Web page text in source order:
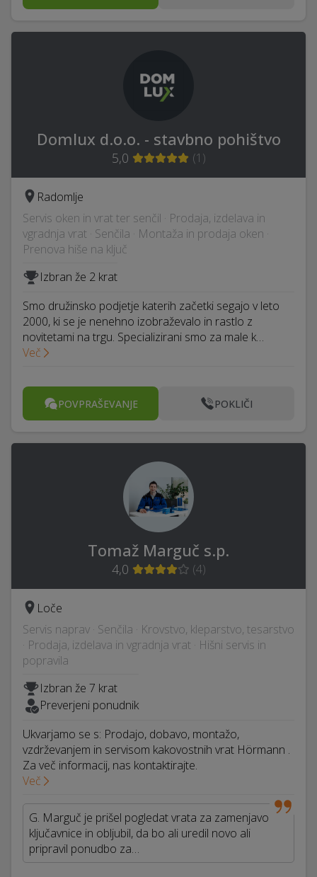
Domlux d.o.o. - stavbno pohištvo
5,0 (1 )
Radomlje
Servis oken in vrat ter senčil · Prodaja, izdelava in
vgradnja vrat · Senčila · Montaža in prodaja oken ·
Prenova hiše na ključ
Izbran že 2 krat
Smo družinsko podjetje katerih začetki segajo v leto
2000, ki se je nenehno izobraževalo in rastlo z
novitetami na trgu. Specializirani smo za male k…
Več
POVPRAŠEVANJE POKLIČI
Tomaž Marguč s.p.
4,0 (4)
Loče
Servis naprav · Senčila · Krovstvo, kleparstvo, tesarstvo
· Prodaja, izdelava in vgradnja vrat · Hišni servis in
popravila
Izbran že 7 krat
Preverjeni ponudnik
Ukvarjamo se s: Prodajo, dobavo, montažo,
vzdrževanjem in servisom kakovostnih vrat Hörmann .
Za več informacij, nas kontaktirajte.
Več
G. Marguč je prišel pogledat vrata za zamenjavo
ključavnice in obljubil, da bo ali uredil novo ali
pripravil ponudbo za…